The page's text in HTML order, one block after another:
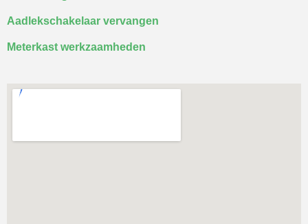
Aadlekschakelaar vervangen
Meterkast werkzaamheden